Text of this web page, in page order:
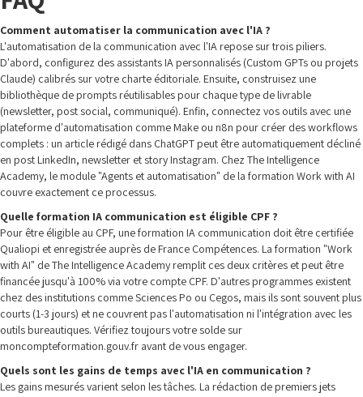
Comment automatiser la communication avec l'IA ?
L'automatisation de la communication avec l'IA repose sur trois piliers.
D'abord, configurez des assistants IA personnalisés (Custom GPTs ou projets
Claude) calibrés sur votre charte éditoriale. Ensuite, construisez une
bibliothèque de prompts réutilisables pour chaque type de livrable
(newsletter, post social, communiqué). Enfin, connectez vos outils avec une
plateforme d'automatisation comme Make ou n8n pour créer des workflows
complets : un article rédigé dans ChatGPT peut être automatiquement décliné
en post LinkedIn, newsletter et story Instagram. Chez The Intelligence
Academy, le module "Agents et automatisation" de la formation Work with AI
couvre exactement ce processus.
Quelle formation IA communication est éligible CPF ?
Pour être éligible au CPF, une formation IA communication doit être certifiée
Qualiopi et enregistrée auprès de France Compétences. La formation "Work
with AI" de The Intelligence Academy remplit ces deux critères et peut être
financée jusqu'à 100% via votre compte CPF. D'autres programmes existent
chez des institutions comme Sciences Po ou Cegos, mais ils sont souvent plus
courts (1-3 jours) et ne couvrent pas l'automatisation ni l'intégration avec les
outils bureautiques. Vérifiez toujours votre solde sur
moncompteformation.gouv.fr avant de vous engager.
Quels sont les gains de temps avec l'IA en communication ?
Les gains mesurés varient selon les tâches. La rédaction de premiers jets